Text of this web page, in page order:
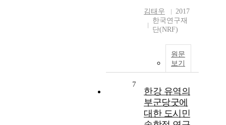
김태우
2017
한국연구재
단(NRF)
원문
보기
7
한강 유역의
부군당굿에
대한 도시민